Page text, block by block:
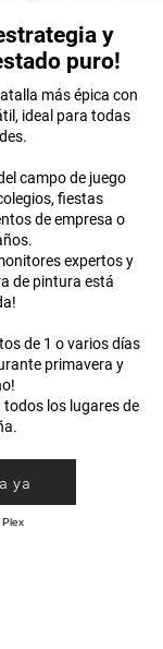
y
puro!
más épica con
ideal para todas
campo de juego
fiestas
de empresa o
expertos y
de pintura está
de 1 o varios días
primavera y
los lugares de
ya